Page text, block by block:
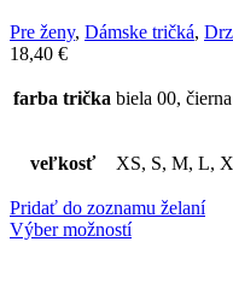
Pre ženy, Dámske tričká,
18,40 €
farba trička biela 00, čierna
veľkosť XS, S, M, L,
Pridať do zoznamu želaní
Výber možností